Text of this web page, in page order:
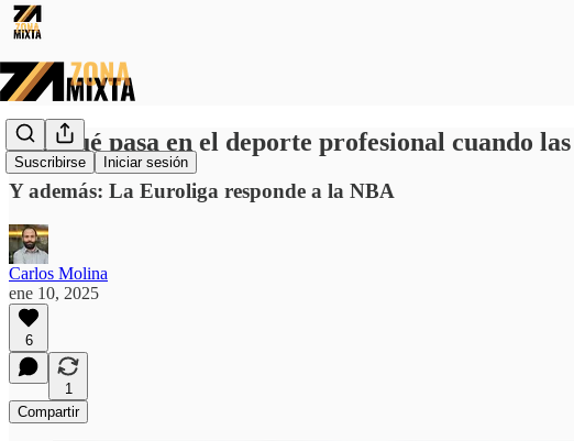
Suscribirse Iniciar sesión
🌟 ¿Qué pasa en el deporte profesional cuando
Y además: La Euroliga responde a la NBA
Carlos Molina
ene 10, 2025
6
1
Compartir